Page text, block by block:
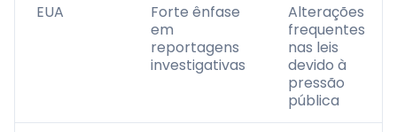
EUA
Forte ênfase
em
reportagens
investigativas
Alterações
frequentes
nas leis
devido à
pressão
pública